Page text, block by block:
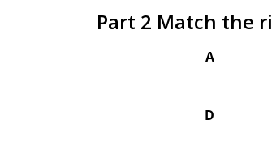
Part 2 Match the
A
D